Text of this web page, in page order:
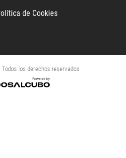
de Cookies
Todos los derechos reservados.